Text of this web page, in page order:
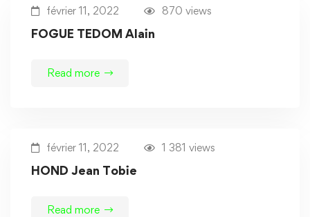
février 11, 2022 870 views
FOGUE TEDOM Alain
Read more
février 11, 2022 1 381 views
HOND Jean Tobie
Read more